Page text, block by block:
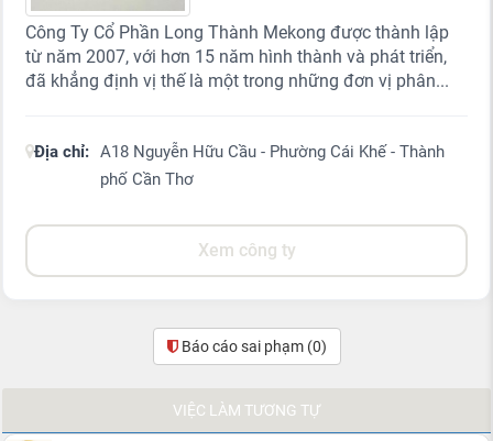
Công Ty Cổ Phần Long Thành Mekong được thành lập
từ năm 2007, với hơn 15 năm hình thành và phát triển,
đã khẳng định vị thế là một trong những đơn vị phân...
Địa chỉ: A18 Nguyễn Hữu Cầu - Phường Cái Khế - Thành
phố Cần Thơ
Xem công ty
Báo cáo sai phạm (0)
VIỆC LÀM TƯƠNG TỰ